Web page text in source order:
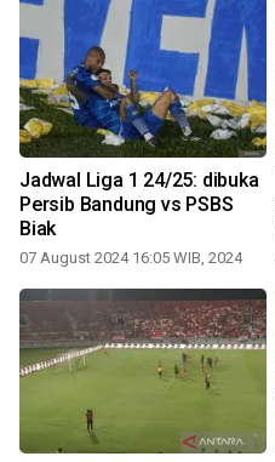
Jadwal Liga 1 24/25: dibuka
Persib Bandung vs PSBS
Biak
07 August 2024 16:05 WIB, 2024